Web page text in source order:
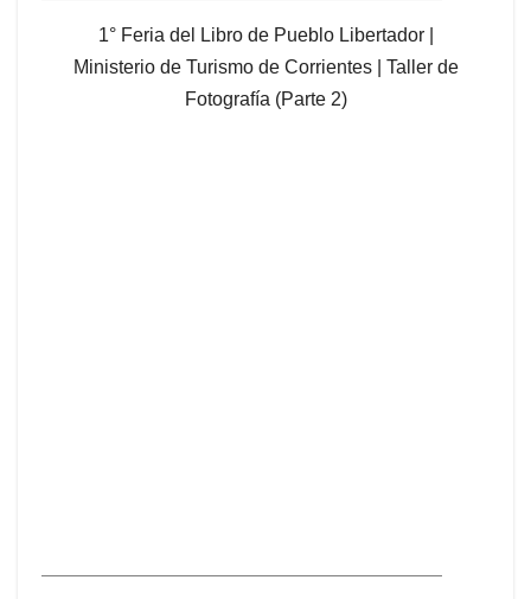
1° Feria del Libro de Pueblo Libertador |
Ministerio de Turismo de Corrientes | Taller de
Fotografía (Parte 2)